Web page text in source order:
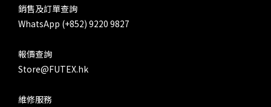
銷售及訂單查詢
WhatsApp (+852) 9220 9827
報價查詢
Store@FUTEX.hk
維修服務